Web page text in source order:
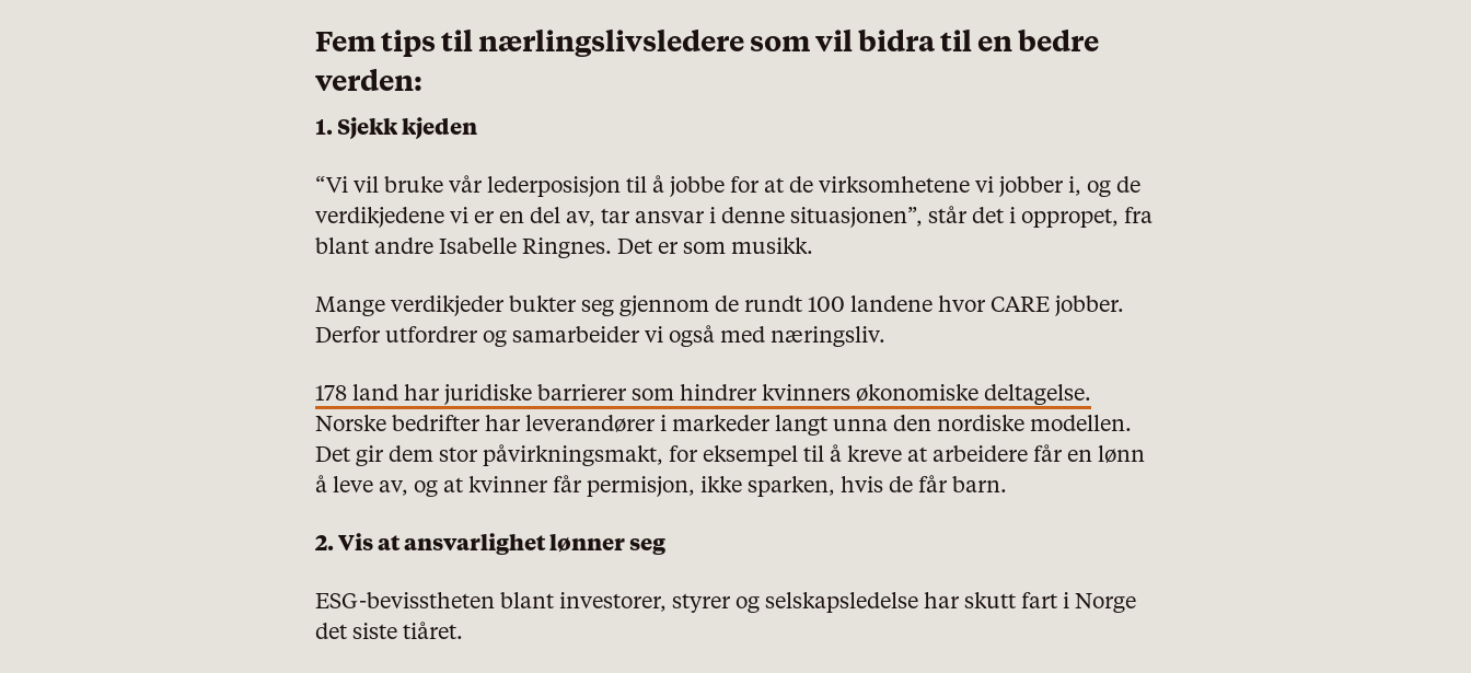
Fem tips til nærlingslivsledere som vil bidra til en bedre
verden:
1. Sjekk kjeden
“Vi vil bruke vår lederposisjon til å jobbe for at de virksomhetene vi jobber i, og de
verdikjedene vi er en del av, tar ansvar i denne situasjonen”, står det i oppropet, fra
blant andre Isabelle Ringnes. Det er som musikk.
Mange verdikjeder bukter seg gjennom de rundt 100 landene hvor CARE jobber.
Derfor utfordrer og samarbeider vi også med næringsliv.
178 land har juridiske barrierer som hindrer kvinners økonomiske deltagelse.
Norske bedrifter har leverandører i markeder langt unna den nordiske modellen.
Det gir dem stor påvirkningsmakt, for eksempel til å kreve at arbeidere får en lønn
å leve av, og at kvinner får permisjon, ikke sparken, hvis de får barn.
2. Vis at ansvarlighet lønner seg
ESG-bevisstheten blant investorer, styrer og selskapsledelse har skutt fart i Norge
det siste tiåret.